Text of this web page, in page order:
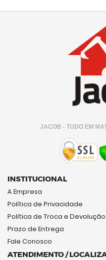
JACOB - TUDO EM
INSTITUCIONAL
A Empresa
Política de Privacidade
Política de Troca e Devolução
Prazo de Entrega
Fale Conosco
ATENDIMENTO /